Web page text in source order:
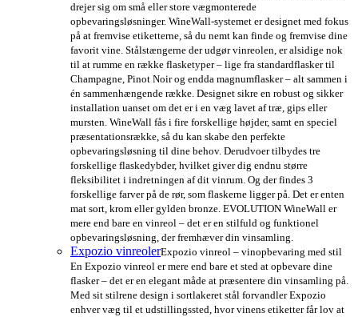
drejer sig om små eller store vægmonterede
opbevaringsløsninger. WineWall-systemet er designet med fokus
på at fremvise etiketterne, så du nemt kan finde og fremvise dine
favorit vine. Stålstængerne der udgør vinreolen, er alsidige nok
til at rumme en række flasketyper – lige fra standardflasker til
Champagne, Pinot Noir og endda magnumflasker – alt sammen i
én sammenhængende række. Designet sikre en robust og sikker
installation uanset om det er i en væg lavet af træ, gips eller
mursten. WineWall fås i fire forskellige højder, samt en speciel
præsentationsrække, så du kan skabe den perfekte
opbevaringsløsning til dine behov. Derudvoer tilbydes tre
forskellige flaskedybder, hvilket giver dig endnu større
fleksibilitet i indretningen af dit vinrum. Og der findes 3
forskellige farver på de rør, som flaskerne ligger på. Det er enten
mat sort, krom eller gylden bronze. EVOLUTION WineWall er
mere end bare en vinreol – det er en stilfuld og funktionel
opbevaringsløsning, der fremhæver din vinsamling.
Expozio vinreolerExpozio vinreol – vinopbevaring med stil
En Expozio vinreol er mere end bare et sted at opbevare dine
flasker – det er en elegant måde at præsentere din vinsamling på.
Med sit stilrene design i sortlakeret stål forvandler Expozio
enhver væg til et udstillingssted, hvor vinens etiketter får lov at